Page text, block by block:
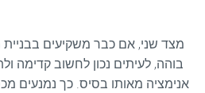
מצד שני, אם כבר משקיעים בבניית
אנימציה מאותו בסיס. כך נמנעים